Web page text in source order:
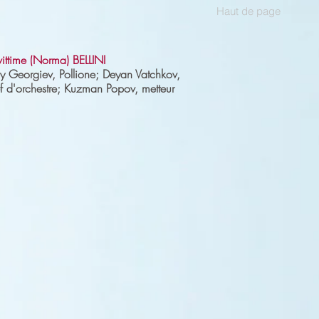
Haut de page
(Norma) BELLINI
Georgiev, Pollione; Deyan Vatchkov,
Kuzman Popov, metteur